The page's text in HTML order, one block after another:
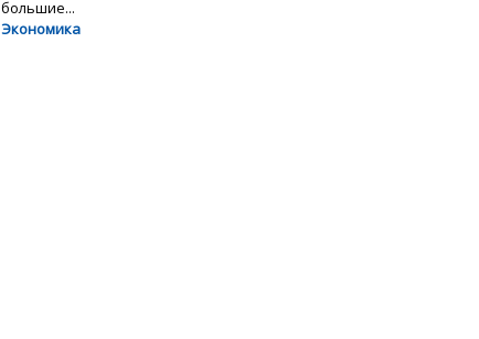
большие...
Экономика